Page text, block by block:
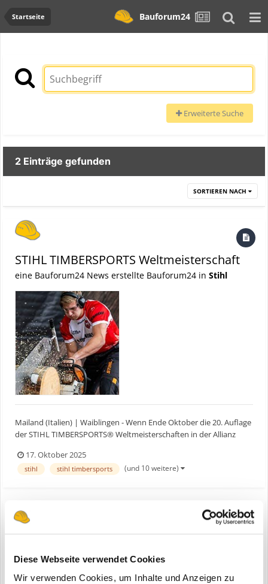
Diese Webseite verwendet Cookies
Wir verwenden Cookies, um Inhalte und Anzeigen zu
Startseite Bauforum24
Erweiterte Suche
2 Einträge gefunden
SORTIEREN NACH
STIHL TIMBERSPORTS Weltmeisterschaft
eine Bauforum24 News erstellte Bauforum24 in Stihl
Mailand (Italien) | Waiblingen - Wenn Ende Oktober die 20. Auflage
der STIHL TIMBERSPORTS® Weltmeisterschaften in der Allianz
Aufeinandertreffen zweier Ausnahmeathleten: Nate Hodges (USA),
amtierender Weltmeister und Weltrekordhalter an der Hot Saw, t...
17. Oktober 2025
stihl stihl timbersports (und 10 weitere)
ein Thema erstellte Bauforum24 inNews aus der